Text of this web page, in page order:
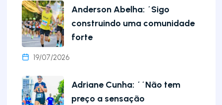
Anderson Abelha: ´Sigo
construindo uma comunidade
forte
19/07/2026
Adriane Cunha: ´´Não tem
preço a sensação